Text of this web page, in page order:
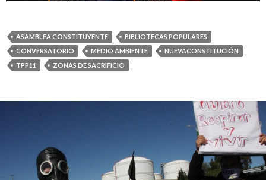
ASAMBLEA CONSTITUYENTE
BIBLIOTECAS POPULARES
CONVERSATORIO
MEDIO AMBIENTE
NUEVACONSTITUCIÓN
TPP11
ZONAS DE SACRIFICIO